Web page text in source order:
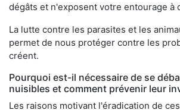
dégâts et n'exposent votre entourage à
La lutte contre les parasites et les
permet de nous protéger contre les
créent.
Pourquoi est-il nécessaire de se
nuisibles et comment prévenir leur
Les raisons motivant l'éradication de